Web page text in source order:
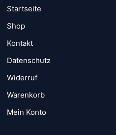
Startseite
Shop
Kontakt
Datenschutz
Widerruf
Warenkorb
Mein Konto